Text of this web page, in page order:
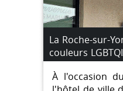
La Roche-sur-
couleurs
Fiertés
À l'occasion